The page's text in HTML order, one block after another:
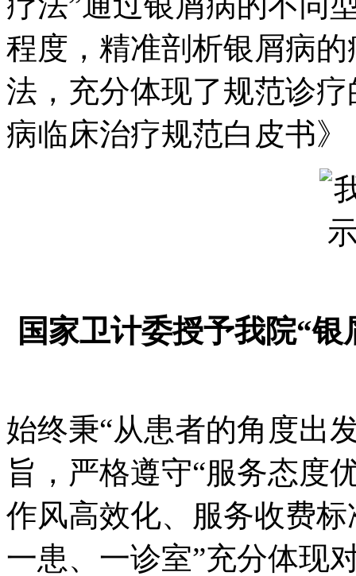
程度，精准剖析银屑病
法，充分体现了规范诊
病临床治疗规范白皮书》
国家卫计委授予我院“
始终秉“从患者的角度出
旨，严格遵守“服务态度
作风高效化、服务收费
一患、一诊室”充分体现